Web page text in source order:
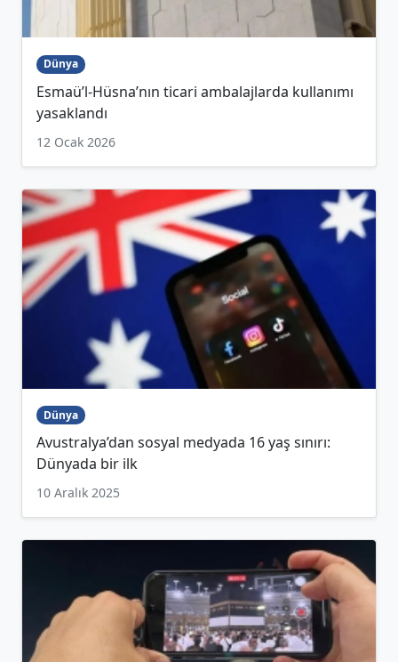
Dünya
Esmaü’l-Hüsna’nın ticari ambalajlarda kullanımı
yasaklandı
12 Ocak 2026
Dünya
Avustralya’dan sosyal medyada 16 yaş sınırı:
Dünyada bir ilk
10 Aralık 2025